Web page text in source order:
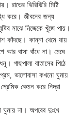
ঝিরিঝিরি মিষ্টি
করে। জীবনের জন্য
মাঝে নিজেকে খুঁজে পায়।
কাঁদছে। কান্না থেমে যায়
বাসা বাঁধে না। মেঘে
গাছপালা বাতাসের পিঠে
ভালোবাসা কখনো ঘুমায়
কেমন করে নিদ্রা
ঘুমায় না। অপরের দুঃখে